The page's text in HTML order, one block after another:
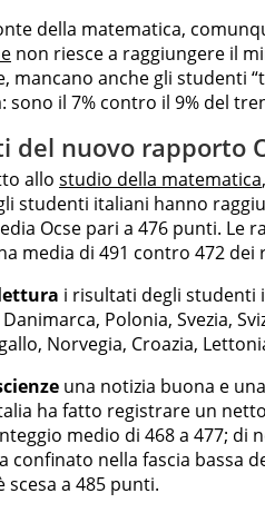
della matematica,
non riesce a raggiungere il
mancano anche gli studenti
sono il 7% contro il 9% del
del nuovo rapporto
allo studio della matematica
studenti italiani hanno
Ocse pari a 476 punti. Le
media di 491 contro 472 dei
i risultati degli studenti
Danimarca, Polonia, Svezia,
Norvegia, Croazia,
una notizia buona e
ha fatto registrare un
medio di 468 a 477; di
confinato nella fascia bassa
scesa a 485 punti.